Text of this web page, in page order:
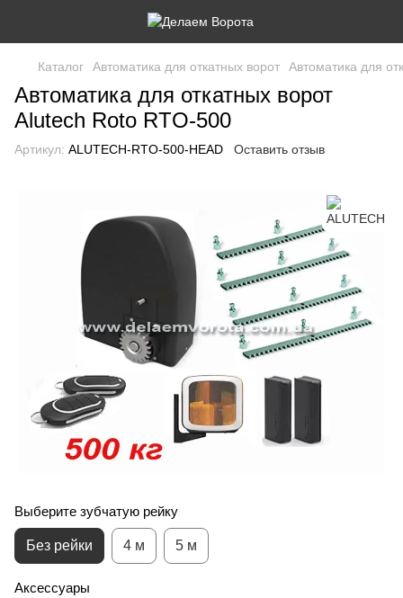
Каталог Автоматика для откатных ворот Автоматика для
Автоматика для откатных ворот
Alutech Roto RTO-500
Артикул: ALUTECH-RTO-500-HEAD Оставить отзыв
Выберите зубчатую рейку
Без рейки 4 м 5 м
Аксессуары